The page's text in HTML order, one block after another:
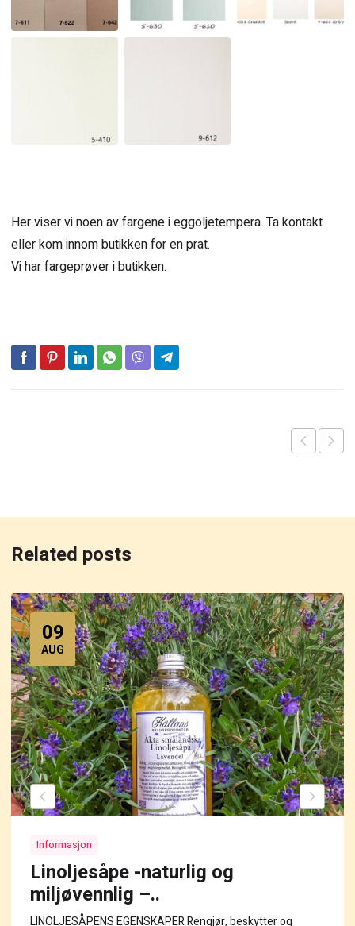
Her viser vi noen av fargene i eggoljetempera. Ta kontakt
eller kom innom butikken for en prat.
Vi har fargeprøver i butikken.
Related posts
09
AUG
Informasjon
Linoljesåpe -naturlig og
miljøvennlig –..
LINOLJESÅPENS EGENSKAPER Rengjør, beskytter og